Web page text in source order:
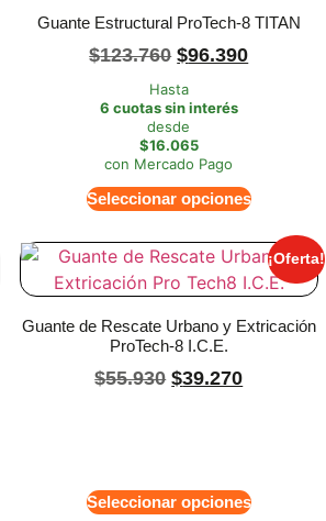
Guante Estructural ProTech-8 TITAN
$123.760 $96.390
Hasta
6 cuotas sin interés
desde
$16.065
con Mercado Pago
Seleccionar opciones
¡Oferta!
Guante de Rescate Urbano y Extricación
ProTech-8 I.C.E.
$55.930 $39.270
Seleccionar opciones